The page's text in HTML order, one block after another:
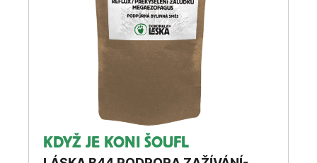
KDYŽ JE KONI ŠOUFL